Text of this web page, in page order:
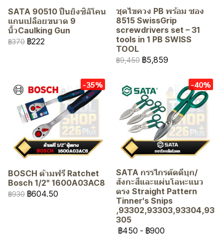
SATA 90510 ปืนยิงซิลิโคน
แกนเปลือยขนาด 9
นิ้วCaulking Gun
฿370 ฿222
ชุดไขควง PB พร้อม ซอง
8515 SwissGrip
screwdrivers set – 31
tools in 1 PB SWISS
TOOL
฿9,450 ฿5,859
-35%
BOSCH ด้ามฟรี Ratchet
Bosch 1/2" 1600A03AC8
฿930 ฿604.50
-40%
SATA กรรไกรตัดดีบุก/
สังกะสีและแผ่นโลหะแนว
ตรง Straight Pattern
Tinner's Snips
,93302,93303,93304,93
305
฿450 - ฿900